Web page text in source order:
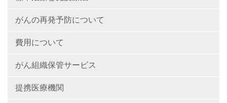
がんの再発予防について
費用について
がん組織保管サービス
提携医療機関